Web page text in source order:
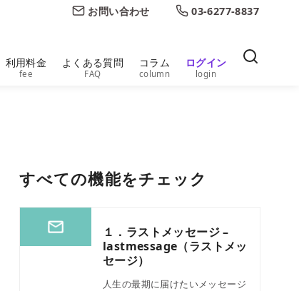
お問い合わせ 03-6277-8837
利用料金
fee
よくある質問
FAQ
コラム
column
ログイン
login
すべての機能をチェック
１．ラストメッセージ –
lastmessage（ラストメッ
セージ）
人生の最期に届けたいメッセージ